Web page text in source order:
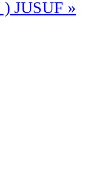
JUSUF »